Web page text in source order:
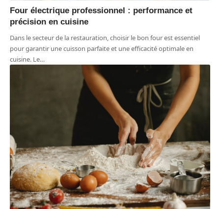
Four électrique professionnel : performance et
précision en cuisine
Dans le secteur de la restauration, choisir le bon four est essentiel
pour garantir une cuisson parfaite et une efficacité optimale en
cuisine. Le…